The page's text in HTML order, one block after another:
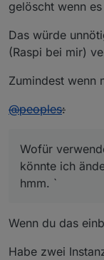
gelöscht wenn
Das würde
(Raspi bei mir)
Zumindest wenn
@peoples:
Wofür
könnte ich
hmm. `
Wenn du das
Habe zwei